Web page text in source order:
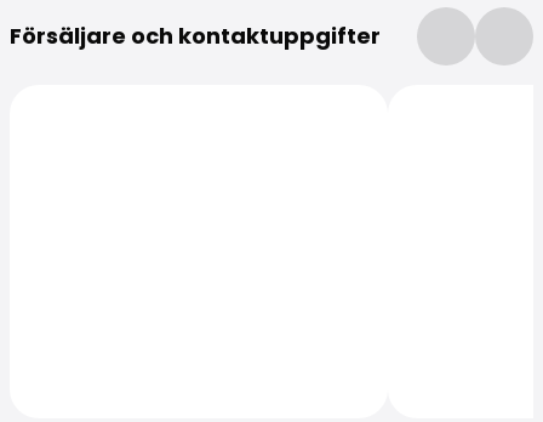
Försäljare och kontaktuppgifter